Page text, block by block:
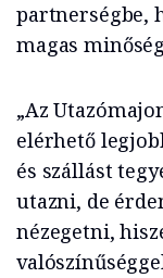
partnerségbe,
magas
„Az
elérhető
és szállást
utazni, de
nézegetni,